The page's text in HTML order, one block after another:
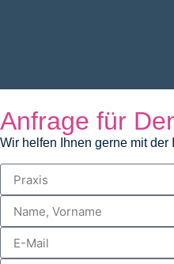
Anfrage für
Wir helfen Ihnen gerne mit